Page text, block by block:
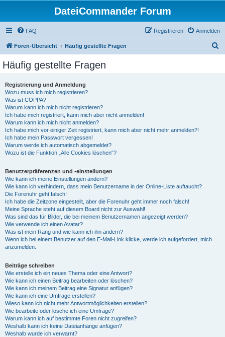
DateiCommander Forum
FAQ Anmelden
Registrieren
Foren-Übersicht Häufig gestellte Fragen
Häufig gestellte Fragen
Registrierung und Anmeldung
Wozu muss ich mich registrieren?
Was ist COPPA?
Warum kann ich mich nicht registrieren?
Ich habe mich registriert, kann mich aber nicht anmelden!
Warum kann ich mich nicht anmelden?
Ich habe mich vor einiger Zeit registriert, kann mich aber nicht mehr anmelden?!
Ich habe mein Passwort vergessen!
Warum werde ich automatisch abgemeldet?
Wozu ist die Funktion „Alle Cookies löschen“?
Benutzerpräferenzen und -einstellungen
Wie kann ich meine Einstellungen ändern?
Wie kann ich verhindern, dass mein Benutzername in der Online-Liste auftaucht?
Die Forenuhr geht falsch!
Ich habe die Zeitzone eingestellt, aber die Forenuhr geht immer noch falsch!
Meine Sprache steht auf diesem Board nicht zur Auswahl!
Was sind das für Bilder, die bei meinem Benutzernamen angezeigt werden?
Wie verwende ich einen Avatar?
Was ist mein Rang und wie kann ich ihn ändern?
Wenn ich bei einem Benutzer auf den E-Mail-Link klicke, werde ich aufgefordert, mich
anzumelden.
Beiträge schreiben
Wie erstelle ich ein neues Thema oder eine Antwort?
Wie kann ich einen Beitrag bearbeiten oder löschen?
Wie kann ich meinem Beitrag eine Signatur anfügen?
Wie kann ich eine Umfrage erstellen?
Wieso kann ich nicht mehr Antwortmöglichkeiten erstellen?
Wie bearbeite oder lösche ich eine Umfrage?
Warum kann ich auf bestimmte Foren nicht zugreifen?
Weshalb kann ich keine Dateianhänge anfügen?
Weshalb wurde ich verwarnt?